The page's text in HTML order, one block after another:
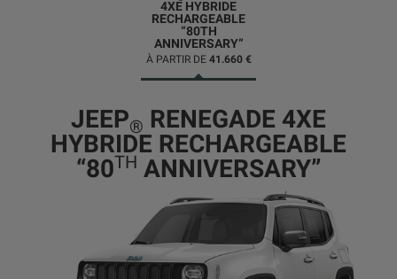
4XE HYBRIDE
RECHARGEABLE
“80TH
ANNIVERSARY”
À PARTIR DE 41.660 €
JEEP® RENEGADE 4XE
HYBRIDE RECHARGEABLE
“80TH ANNIVERSARY”